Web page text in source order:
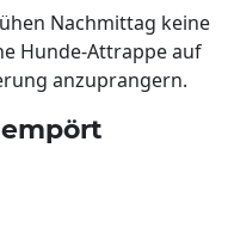
Nachmittag keine
Hunde-Attrappe auf
anzuprangern.